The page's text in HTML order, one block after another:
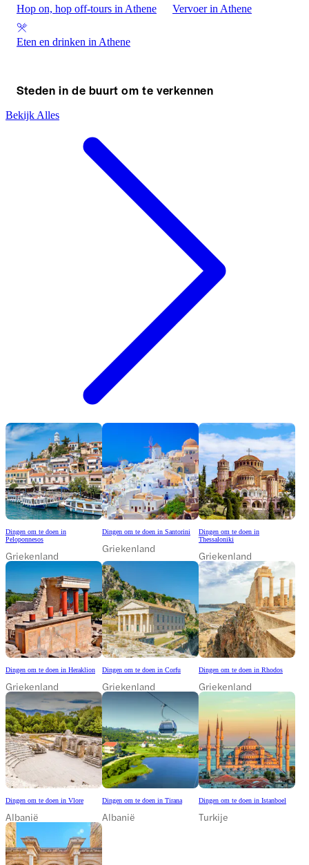
Hop on, hop off-tours in Athene Vervoer in Athene
Eten en drinken in Athene
Steden in de buurt om te verkennen
Bekijk Alles
Dingen om te doen in
Peloponnesos
Griekenland
Dingen om te doen in Santorini
Griekenland
Dingen om te doen in
Thessaloniki
Griekenland
Dingen om te doen in Heraklion
Griekenland
Dingen om te doen in Corfu
Griekenland
Dingen om te doen in Rhodos
Griekenland
Dingen om te doen in Vlore
Albanië
Dingen om te doen in Tirana
Albanië
Dingen om te doen in Istanboel
Turkije